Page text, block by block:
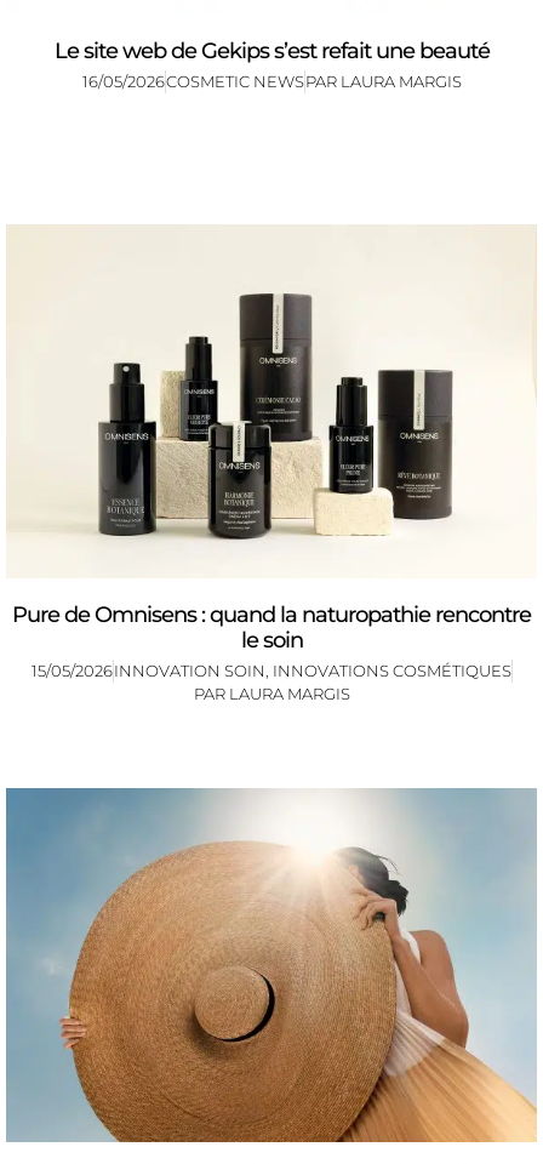
Le site web de Gekips s’est refait une beauté
16/05/2026COSMETIC NEWSPAR LAURA MARGIS
Pure de Omnisens : quand la naturopathie rencontre
le soin
15/05/2026INNOVATION SOIN INNOVATIONS COSMÉTIQUES
PAR LAURA MARGIS